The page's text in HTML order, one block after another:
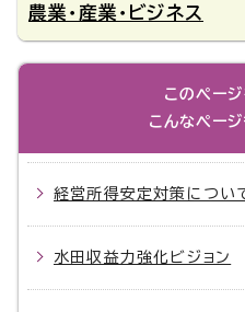
農業・産業・ビジネス
このペー
こんなペー
経営所得安定対策につい
水田収益力強化ビジョン